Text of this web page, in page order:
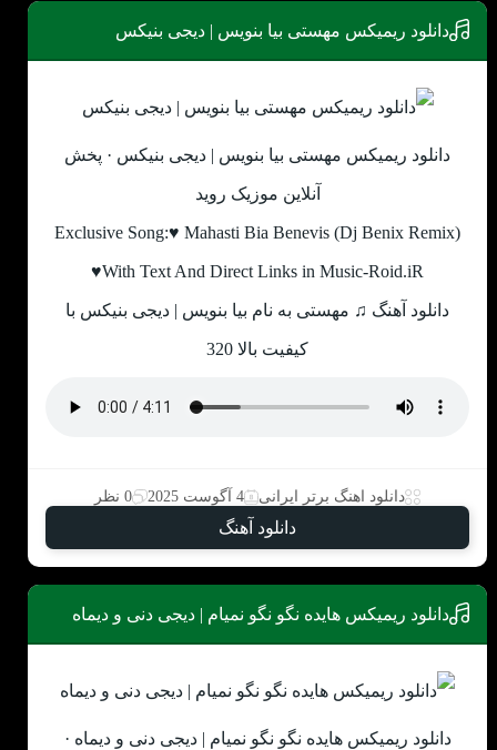
دانلود ریمیکس مهستی بیا بنویس | دیجی بنیکس
دانلود ریمیکس مهستی بیا بنویس | دیجی بنیکس · پخش
آنلاین موزیک روید
Exclusive Song:♥ Mahasti Bia Benevis (Dj Benix Remix)
♥With Text And Direct Links in Music-Roid.iR
دانلود آهنگ ♫ مهستی به نام بیا بنویس | دیجی بنیکس با
کیفیت بالا 320
دانلود اهنگ برتر ایرانی 4 آگوست 2025 0 نظر
دانلود آهنگ
دانلود ریمیکس هایده نگو نگو نمیام | دیجی دنی و دیماه
دانلود ریمیکس هایده نگو نگو نمیام | دیجی دنی و دیماه ·